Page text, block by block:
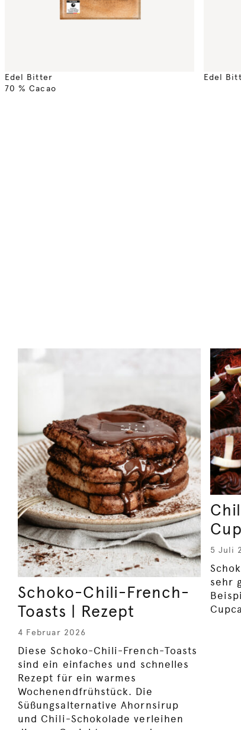
Edel Bitter
70 % Cacao
Edel
Schoko-Chili-French-
Toasts | Rezept
4 Februar 2026
Diese Schoko-Chili-French-Toasts
sind ein einfaches und schnelles
Rezept für ein warmes
Wochenendfrühstück. Die
Süßungsalternative Ahornsirup
und Chili-Schokolade verleihen
5 Juli
sehr